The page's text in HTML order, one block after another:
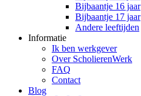
Bijbaantje 16 jaar
Bijbaantje 17 jaar
Andere leeftijden
Informatie
Ik ben werkgever
Over ScholierenWerk
FAQ
Contact
Blog